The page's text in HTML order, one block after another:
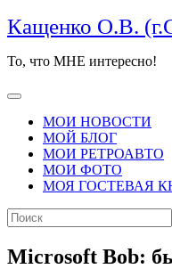
Перейти
к
содержимому
Кащенко О.В.
То, что МНЕ интересно!
Кнопка
ОткрытьМОИ НОВОСТИ
МОЙ БЛОГ
МОИ РЕТРОАВТО
МОИ ФОТО
МОЯ ГОСТЕВАЯ
КНОПКА
ЗАКРЫТЬ
Найти:
Microsoft Bob: